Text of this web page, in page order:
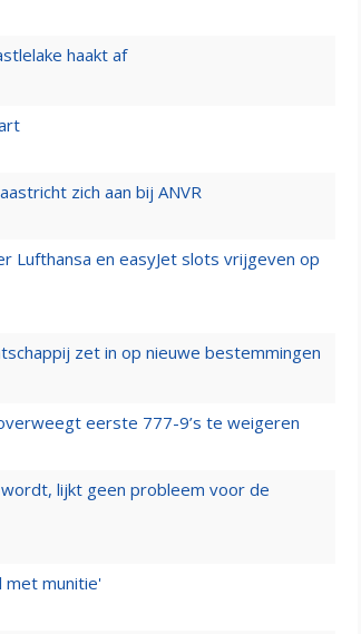
haakt af
zich aan bij ANVR
Lufthansa en easyJet slots vrijgeven op
zet in op nieuwe bestemmingen
eerste 777-9’s te weigeren
lijkt geen probleem voor de
met munitie'